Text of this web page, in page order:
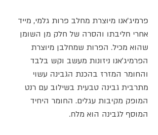
פרמיג'אנו מיוצרת מחלב פרות גלמי, מייד
אחרי חליבתו והסרה של חלק מן השומן
שהוא מכיל. הפרות שמחלבן מיוצרת
הפרמיג'אנו ניזונות מעשב וקש בלבד
והחומר המזרז בהכנת הגבינה עשוי
מתרבית גבינה טבעית בשילוב עם רנט
המופק מקיבות עגלים. החומר היחיד
המוסף לגבינה הוא מלח.